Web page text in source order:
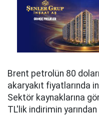
Brent petrolün 80
akaryakıt fiyatlarında
Sektör kaynaklarına
TL'lik indirimin